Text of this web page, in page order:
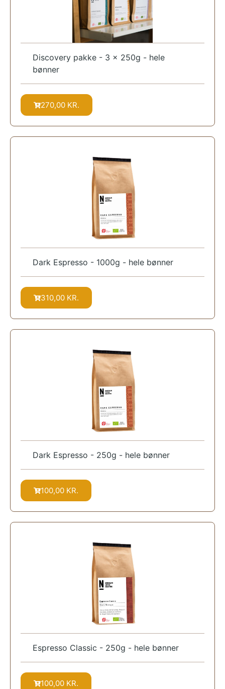
Discovery pakke - 3 x 250g - hele
bønner
270,00 KR.
Dark Espresso - 1000g - hele bønner
310,00 KR.
Dark Espresso - 250g - hele bønner
100,00 KR.
Espresso Classic - 250g - hele bønner
100,00 KR.